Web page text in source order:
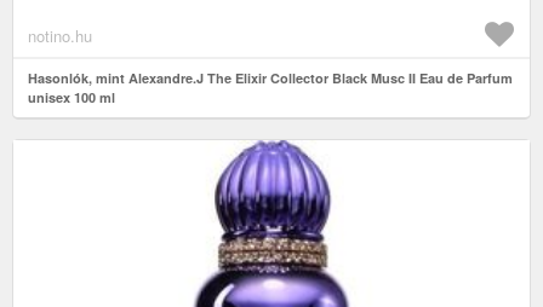
notino.hu
Hasonlók, mint Alexandre.J The Elixir Collector Black Musc II Eau de Parfum
unisex 100 ml